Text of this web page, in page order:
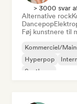
> 3000 svar
Alternative rock
Dancepop
Føj kunstnere til
Kommerciel/
Hyperpop
Synthpop